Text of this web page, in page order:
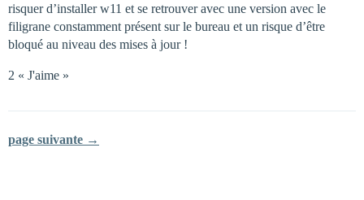
risquer d’installer w11 et se retrouver avec une version avec le
filigrane constamment présent sur le bureau et un risque d’être
bloqué au niveau des mises à jour !
2 « J'aime »
page suivante →